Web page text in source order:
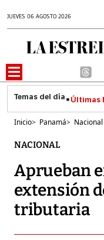
JUEVES 06 AGOSTO 2026
Últimas
Inicio> Panamá> Nacional
NACIONAL
Aprueban
extensión
tributaria